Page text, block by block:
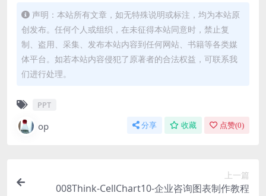
声明：本站所有文章，如无特殊说明或标注，均为本站原
创发布。任何个人或组织，在未征得本站同意时，禁止复
制、盗用、采集、发布本站内容到任何网站、书籍等各类媒
体平台。如若本站内容侵犯了原著者的合法权益，可联系我
们进行处理。
PPT
op 分享 收藏 点赞(0)
上一篇
008Think-CellChart10-企业咨询图表制作教程